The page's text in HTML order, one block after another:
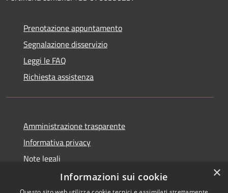
Prenotazione appuntamento
Segnalazione disservizio
Leggi le FAQ
Richiesta assistenza
Amministrazione trasparente
Informativa privacy
Note legali
Dichiarazione di accessibilità
×
Informazioni sui cookie